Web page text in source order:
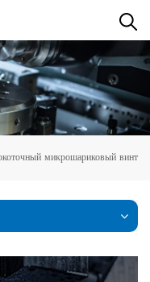
микрошариковый винт